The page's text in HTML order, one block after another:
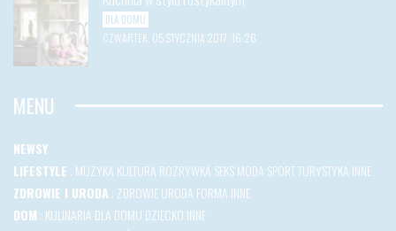
DLA DOMU
CZWARTEK, 05 STYCZNIA 2017, 16:26
MENU
NEWSY
LIFESTYLE : MUZYKA KULTURA ROZRYWKA SEKSMODA SPORTTURYSTYKA INNE
ZDROWIE I URODA : ZDROWIEURODA FORMA INNE
DOM : KULINARIA DLA DOMU DZIECKO INNE